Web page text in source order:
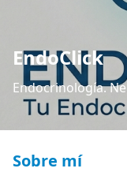
EndoClick
Endocrinología.
Sobre mí